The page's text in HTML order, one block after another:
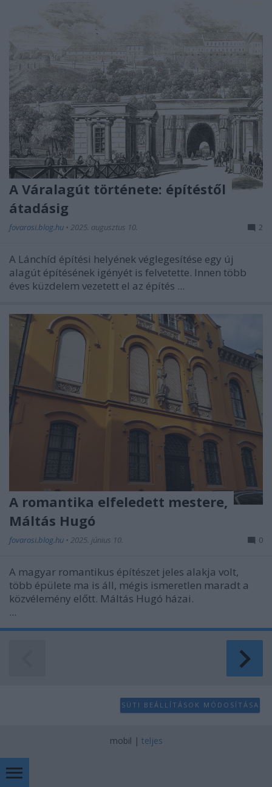
A Váralagút története: építéstől
átadásig
fovarosi.blog.hu • 2025. augusztus 10. 2
A Lánchíd építési helyének véglegesítése egy új
alagút építésének igényét is felvetette. Innen több
éves küzdelem vezetett el az építés ...
A romantika elfeledett mestere,
Máltás Hugó
fovarosi.blog.hu • 2025. június 10. 0
A magyar romantikus építészet jeles alakja volt,
több épülete ma is áll, mégis ismeretlen maradt a
közvélemény előtt. Máltás Hugó házai.
...
SÜTI BEÁLLÍTÁSOK MÓDOSÍTÁSA
mobil | teljes